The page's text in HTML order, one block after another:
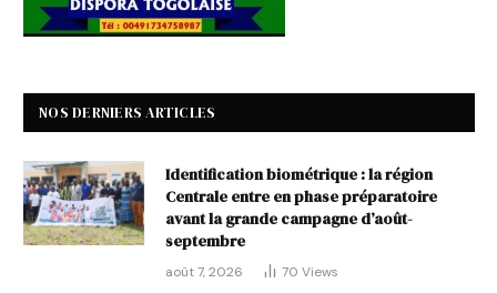
NOS DERNIERS ARTICLES
Identification biométrique : la région
Centrale entre en phase préparatoire
avant la grande campagne d’août-
septembre
août 7, 2026 70 Views